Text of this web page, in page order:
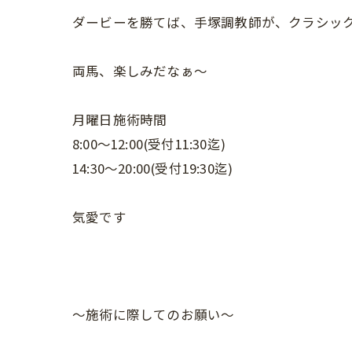
ダービーを勝てば、手塚調教師が、クラシ
両馬、楽しみだなぁ〜
月曜日施術時間
8:00〜12:00(受付11:30迄)
14:30〜20:00(受付19:30迄)
気愛です
〜施術に際してのお願い〜